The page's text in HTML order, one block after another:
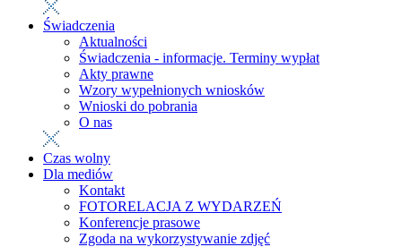
Świadczenia
Aktualności
Świadczenia - informacje. Terminy wypłat
Akty prawne
Wzory wypełnionych wniosków
Wnioski do pobrania
O nas
Czas wolny
Dla mediów
Kontakt
FOTORELACJA Z WYDARZEŃ
Konferencje prasowe
Zgoda na wykorzystywanie zdjęć